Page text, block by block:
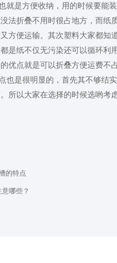
是方便收纳，用的时候要能装
法折叠不用时很占地方，而纸
方便运输。其次塑料大家都知
是纸不仅无污染还可以循环利
优点就是可以折叠方便运费不
是很明显的，首先其不够结
所以大家在选择的时候选哟考
的特点
哪些？